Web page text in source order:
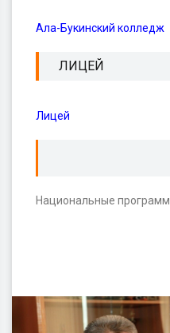
Ала-Букинский колледж
ЛИЦЕЙ
Лицей
Национальные